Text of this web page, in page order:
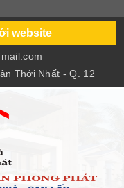
website
Thới Nhất - Q. 12